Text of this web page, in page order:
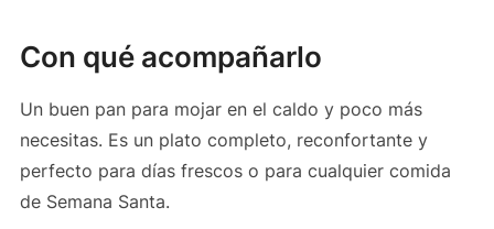
Con qué acompañarlo
Un buen pan para mojar en el caldo y poco más
necesitas. Es un plato completo, reconfortante y
perfecto para días frescos o para cualquier comida
de Semana Santa.